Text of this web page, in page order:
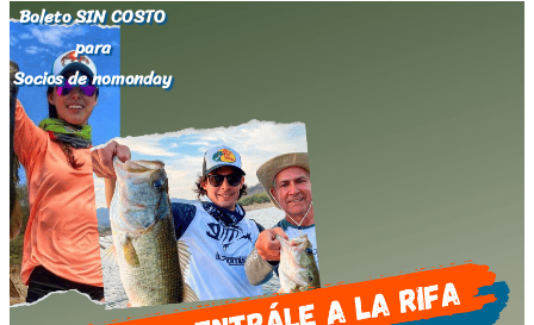
Boleto SIN COSTO
para
Socios de nomonday